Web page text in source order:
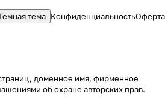
тема КонфиденциальностьОферта
доменное имя, фирменное
об охране авторских прав.